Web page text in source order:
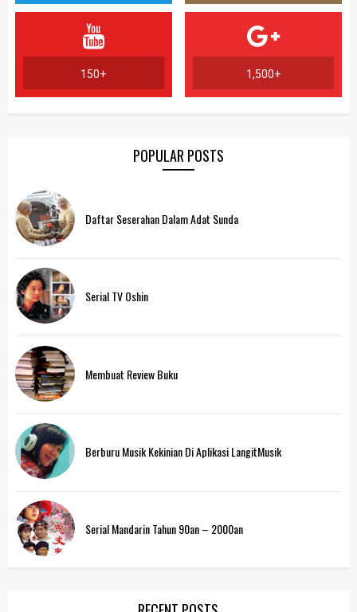
150+ 1,500+
POPULAR POSTS
Daftar Seserahan Dalam Adat Sunda
Serial TV Oshin
Membuat Review Buku
Berburu Musik Kekinian Di Aplikasi LangitMusik
Serial Mandarin Tahun 90an – 2000an